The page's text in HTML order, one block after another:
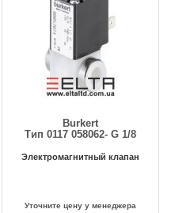
Burkert
Тип 0117 058062- G 1/8
Электромагнитный клапан
Уточните цену у менеджера